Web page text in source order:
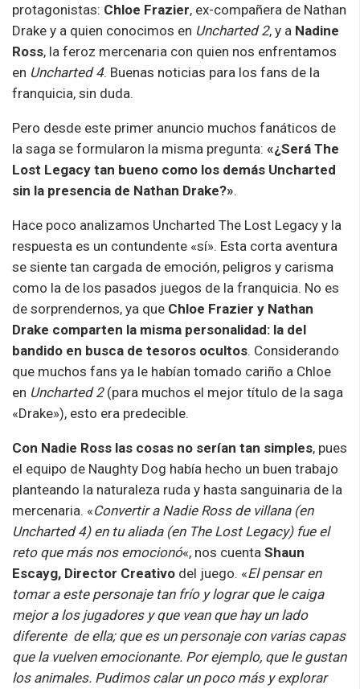
protagonistas: Chloe Frazier, ex-compañera de Nathan
Drake y a quien conocimos en Uncharted 2, y a Nadine
Ross, la feroz mercenaria con quien nos enfrentamos
en Uncharted 4. Buenas noticias para los fans de la
franquicia, sin duda.
Pero desde este primer anuncio muchos fanáticos de
la saga se formularon la misma pregunta: «¿Será The
Lost Legacy tan bueno como los demás Uncharted
sin la presencia de Nathan Drake?».
Hace poco analizamos Uncharted The Lost Legacy y la
respuesta es un contundente «sí». Esta corta aventura
se siente tan cargada de emoción, peligros y carisma
como la de los pasados juegos de la franquicia. No es
de sorprendernos, ya que Chloe Frazier y Nathan
Drake comparten la misma personalidad: la del
bandido en busca de tesoros ocultos. Considerando
que muchos fans ya le habían tomado cariño a Chloe
en Uncharted 2(para muchos el mejor título de la saga
«Drake»), esto era predecible.
Con Nadie Ross las cosas no serían tan simples, pues
el equipo de Naughty Dog había hecho un buen trabajo
planteando la naturaleza ruda y hasta sanguinaria de la
mercenaria. «Convertir a Nadie Ross de villana (en
Uncharted 4) en tu aliada (en The Lost Legacy) fue el
reto que más nos emocionó«, nos cuenta Shaun
Escayg, Director Creativo del juego. «El pensar en
tomar a este personaje tan frío y lograr que le caiga
mejor a los jugadores y que vean que hay un lado
diferente de ella; que es un personaje con varias capas
que la vuelven emocionante. Por ejemplo, que le gustan
los animales. Pudimos calar un poco más y explorar